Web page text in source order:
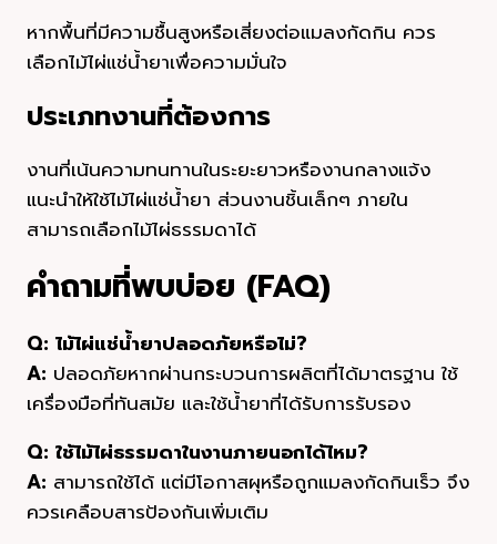
หากพื้นที่มีความชื้นสูงหรือเสี่ยงต่อแมลงกัดกิน ควร
เลือกไม้ไผ่แช่น้ำยาเพื่อความมั่นใจ
ประเภทงานที่ต้องการ
งานที่เน้นความทนทานในระยะยาวหรืองานกลางแจ้ง
แนะนำให้ใช้ไม้ไผ่แช่น้ำยา ส่วนงานชิ้นเล็กๆ ภายใน
สามารถเลือกไม้ไผ่ธรรมดาได้
คำถามที่พบบ่อย (FAQ)
Q: ไม้ไผ่แช่น้ำยาปลอดภัยหรือไม่?
A: ปลอดภัยหากผ่านกระบวนการผลิตที่ได้มาตรฐาน ใช้
เครื่องมือที่ทันสมัย และใช้น้ำยาที่ได้รับการรับรอง
Q: ใช้ไม้ไผ่ธรรมดาในงานภายนอกได้ไหม?
A: สามารถใช้ได้ แต่มีโอกาสผุหรือถูกแมลงกัดกินเร็ว จึง
ควรเคลือบสารป้องกันเพิ่มเติม